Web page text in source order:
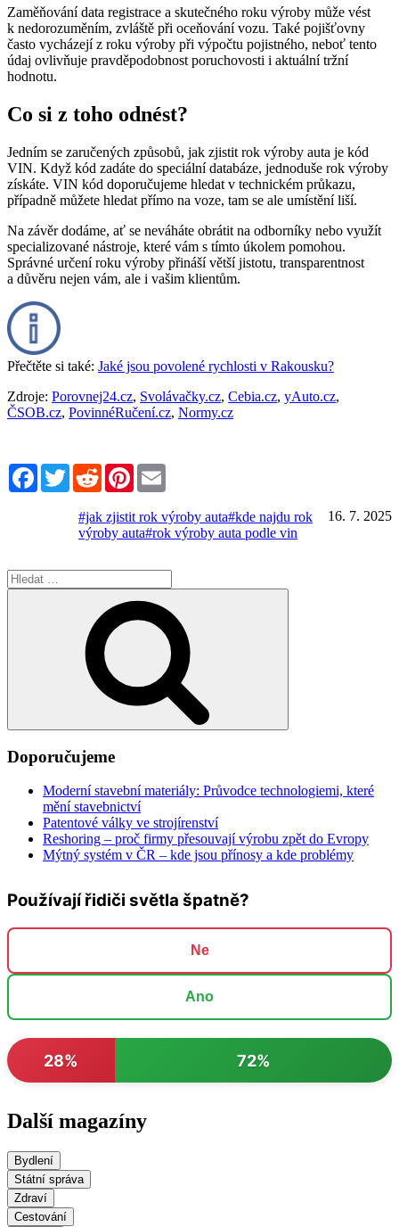
Zaměňování data registrace a skutečného roku výroby může vést
k nedorozuměním, zvláště při oceňování vozu. Také pojišťovny
často vycházejí z roku výroby při výpočtu pojistného, neboť tento
údaj ovlivňuje pravděpodobnost poruchovosti i aktuální tržní
hodnotu.
Co si z toho odnést?
Jedním se zaručených způsobů, jak zjistit rok výroby auta je kód
VIN. Když kód zadáte do speciální databáze, jednoduše rok výroby
získáte. VIN kód doporučujeme hledat v technickém průkazu,
případně můžete hledat přímo na voze, tam se ale umístění liší.
Na závěr dodáme, ať se neváháte obrátit na odborníky nebo využít
specializované nástroje, které vám s tímto úkolem pomohou.
Správné určení roku výroby přináší větší jistotu, transparentnost
a důvěru nejen vám, ale i vašim klientům.
Přečtěte si také: Jaké jsou povolené rychlosti v Rakousku?
Zdroje: Porovnej24.cz, Svolávačky.cz, Cebia.cz, yAuto.cz,
ČSOB.cz, PovinnéRučení.cz, Normy.cz
FacebookTwitterRedditPinterest
16. 7. 2025
#jak zjistit rok výroby auta#kde najdu rok
výroby auta#rok výroby auta podle vin
Hledat:
Doporučujeme
Moderní stavební materiály: Průvodce technologiemi, které
mění stavebnictví
Patentové války ve strojírenství
Reshoring – proč firmy přesouvají výrobu zpět do Evropy
Mýtný systém v ČR – kde jsou přínosy a kde problémy
Používají řidiči světla špatně?
Ne
Ano
28% 72%
Další magazíny
Bydlení
Státní správa
Zdraví
Cestování